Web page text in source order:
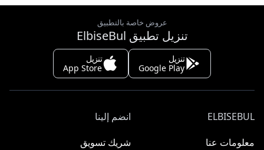
عروض خاصة بالتطبيق
تنزيل تطبيق ElbiseBul
تنزيل
Google Play
تنزيل
App Store
ELBISEBUL
معلومات عنا
انضم إلينا
شريك تسويق